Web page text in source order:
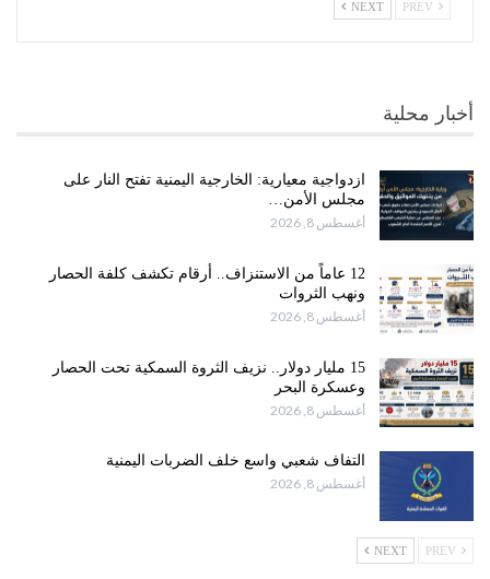
NEXT
أخبار محلية
ازدواجية معيارية: الخارجية اليمنية تفتح النار على
مجلس الأمن…
أغسطس 8, 2026
12 عاماً من الاستنزاف.. أرقام تكشف كلفة الحصار
ونهب الثروات
أغسطس 8, 2026
15 مليار دولار.. نزيف الثروة السمكية تحت الحصار
وعسكرة البحر
أغسطس 8, 2026
التفاف شعبي واسع خلف الضربات اليمنية
أغسطس 8, 2026
NEXT